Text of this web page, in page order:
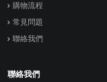
購物流程
常見問題
聯絡我們
聯絡我們